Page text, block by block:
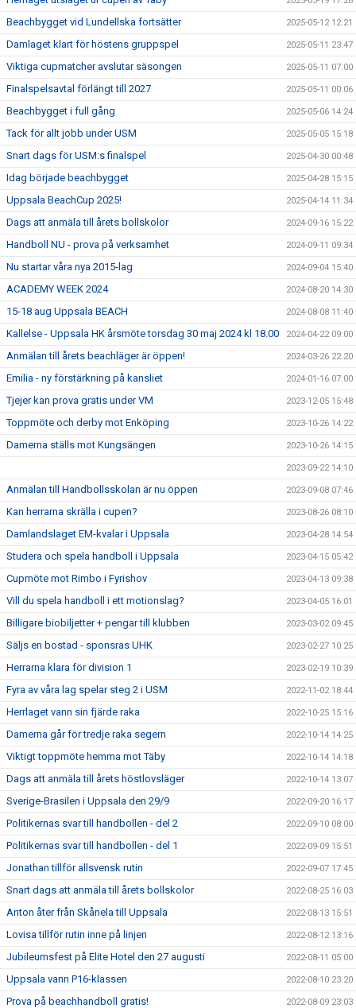
Beachbygget vid Lundellska fortsätter 2025-05-12 12:21
Damlaget klart för höstens gruppspel 2025-05-11 23:47
Viktiga cupmatcher avslutar säsongen 2025-05-11 07:00
Finalspelsavtal förlängt till 2027 2025-05-11 00:06
Beachbygget i full gång 2025-05-06 14:24
Tack för allt jobb under USM 2025-05-05 15:18
Snart dags för USM:s finalspel 2025-04-30 00:48
Idag började beachbygget 2025-04-28 15:15
Uppsala BeachCup 2025! 2025-04-14 11:34
Dags att anmäla till årets bollskolor 2024-09-16 15:22
Handboll NU - prova på verksamhet 2024-09-11 09:34
Nu startar våra nya 2015-lag 2024-09-04 15:40
ACADEMY WEEK 2024 2024-08-20 14:30
15-18 aug Uppsala BEACH 2024-08-08 11:40
Kallelse - Uppsala HK årsmöte torsdag 30 maj 2024 kl 18.00 2024-04-22 09:00
Anmälan till årets beachläger är öppen! 2024-03-26 22:20
Emilia - ny förstärkning på kansliet 2024-01-16 07:00
Tjejer kan prova gratis under VM 2023-12-05 15:48
Toppmöte och derby mot Enköping 2023-10-26 14:22
Damerna ställs mot Kungsängen 2023-10-26 14:15
2023-09-22 14:10
Anmälan till Handbollsskolan är nu öppen 2023-09-08 07:46
Kan herrarna skrälla i cupen? 2023-08-26 08:10
Damlandslaget EM-kvalar i Uppsala 2023-04-28 14:54
Studera och spela handboll i Uppsala 2023-04-15 05:42
Cupmöte mot Rimbo i Fyrishov 2023-04-13 09:38
Vill du spela handboll i ett motionslag? 2023-04-05 16:01
Billigare biobiljetter + pengar till klubben 2023-03-02 09:45
Säljs en bostad - sponsras UHK 2023-02-27 10:25
Herrarna klara för division 1 2023-02-19 10:39
Fyra av våra lag spelar steg 2 i USM 2022-11-02 18:44
Herrlaget vann sin fjärde raka 2022-10-25 15:16
Damerna går för tredje raka segern 2022-10-14 14:25
Viktigt toppmöte hemma mot Täby 2022-10-14 14:18
Dags att anmäla till årets höstlovsläger 2022-10-14 13:07
Sverige-Brasilen i Uppsala den 29/9 2022-09-20 16:17
Politikernas svar till handbollen - del 2 2022-09-10 08:00
Politikernas svar till handbollen - del 1 2022-09-09 15:51
Jonathan tillför allsvensk rutin 2022-09-07 17:45
Snart dags att anmäla till årets bollskolor 2022-08-25 16:03
Anton åter från Skånela till Uppsala 2022-08-13 15:51
Lovisa tillför rutin inne på linjen 2022-08-12 13:16
Jubileumsfest på Elite Hotel den 27 augusti 2022-08-11 05:00
Uppsala vann P16-klassen 2022-08-10 23:20
Prova på beachhandboll gratis! 2022-08-09 23:03